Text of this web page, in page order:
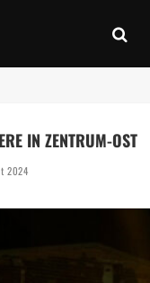
IN ZENTRUM-OST
2024